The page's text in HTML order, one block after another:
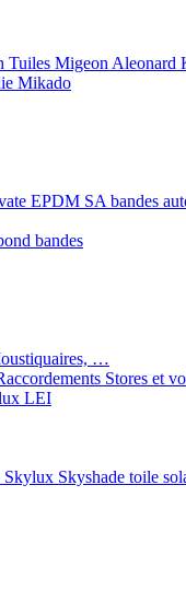
Tuiles Migeon Aleonard
Mikado
EPDM SA bandes
bandes
…
Stores et
LEI
Skylux Skyshade toile